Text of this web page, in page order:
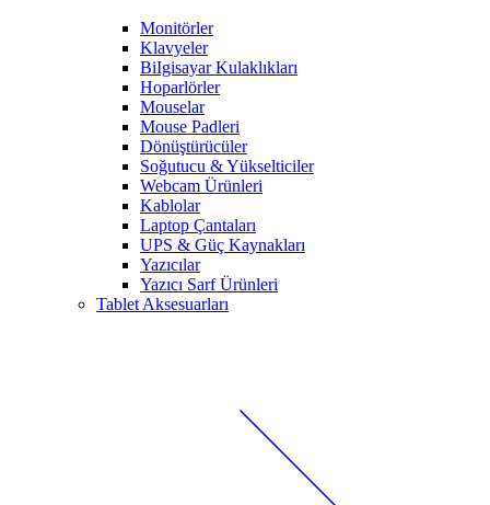
Monitörler
Klavyeler
BiIgisayar Kulaklıkları
Hoparlörler
Mouselar
Mouse Padleri
Dönüştürücüler
Soğutucu & Yükselticiler
Webcam Ürünleri
Kablolar
Laptop Çantaları
UPS & Güç Kaynakları
Yazıcılar
Yazıcı Sarf Ürünleri
Tablet Aksesuarları